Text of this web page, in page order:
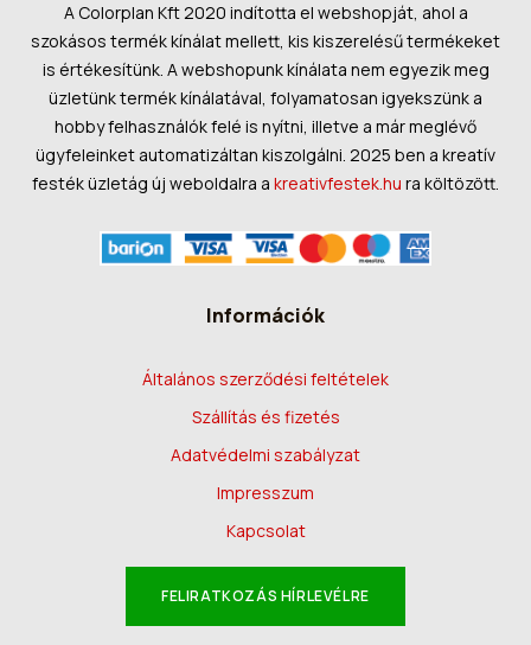
A Colorplan Kft 2020 indította el webshopját, ahol a
szokásos termék kínálat mellett, kis kiszerelésű termékeket
is értékesítünk. A webshopunk kínálata nem egyezik meg
üzletünk termék kínálatával, folyamatosan igyekszünk a
hobby felhasználók felé is nyítni, illetve a már meglévő
ügyfeleinket automatizáltan kiszolgálni. 2025 ben a kreatív
festék üzletág új weboldalra a kreativfestek.hu ra költözött.
Információk
Általános szerződési feltételek
Szállítás és fizetés
Adatvédelmi szabályzat
Impresszum
Kapcsolat
FELIRATKOZÁS HÍRLEVÉLRE